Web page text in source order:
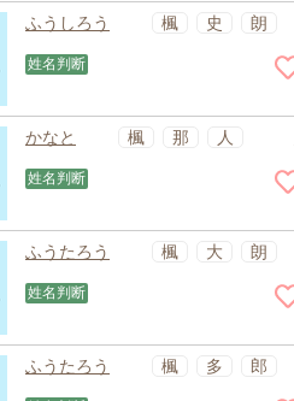
ふうしろう 楓 史 朗
姓名判断
かなと 楓 那 人
姓名判断
ふうたろう 楓 大 朗
姓名判断
ふうたろう 楓 多 郎